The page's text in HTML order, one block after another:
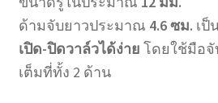
ด้ามจับยาวประมาณ 4.6 ซม. เป็
เปิด-ปิดวาล์วได้ง่าย โดยใช้มือจั
เต็มที่ทั้ง 2 ด้าน